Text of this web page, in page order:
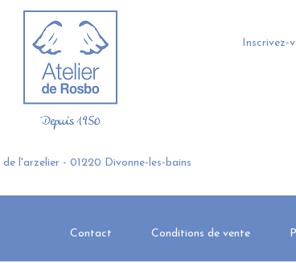
de l'arzelier - 01220 Divonne-les-bains
Inscrivez-
Contact Conditions de vente